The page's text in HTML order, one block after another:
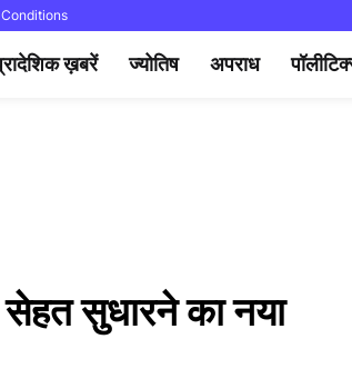
ख़बरें ज्योतिष अपराध
सुधारने का नया